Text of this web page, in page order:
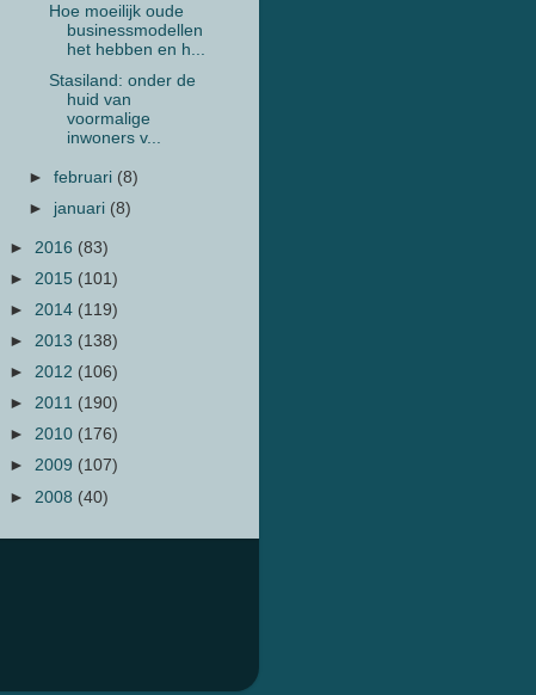
Hoe moeilijk oude
businessmodellen
het hebben en h...
Stasiland: onder de
huid van
voormalige
inwoners v...
►februari (8)
► januari (8)
► 2016 (83)
► 2015 (101)
► 2014 (119)
► 2013 (138)
► 2012 (106)
► 2011 (190)
► 2010 (176)
► 2009 (107)
► 2008 (40)